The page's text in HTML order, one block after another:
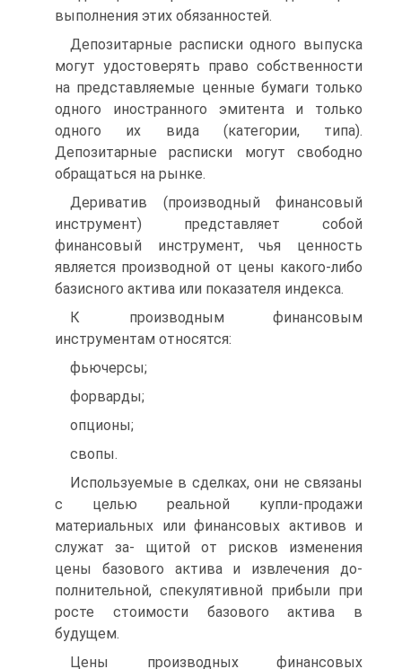
выполнения этих обязанностей.
Депозитарные расписки одного выпуска
могут удостоверять право собственности
на представляемые ценные бумаги только
одного иностранного эмитента и только
одного их вида (категории, типа).
Депозитарные расписки могут свободно
обращаться на рынке.
Дериватив (производный финансовый
инструмент) представляет собой
финансовый инструмент, чья ценность
является производной от цены какого-либо
базисного актива или показателя индекса.
К производным финансовым
инструментам относятся:
фьючерсы;
форварды;
опционы;
свопы.
Используемые в сделках, они не связаны
с целью реальной купли-продажи
материальных или финансовых активов и
служат за- щитой от рисков изменения
цены базового актива и извлечения до-
полнительной, спекулятивной прибыли при
росте стоимости базового актива в
будущем.
Цены производных финансовых